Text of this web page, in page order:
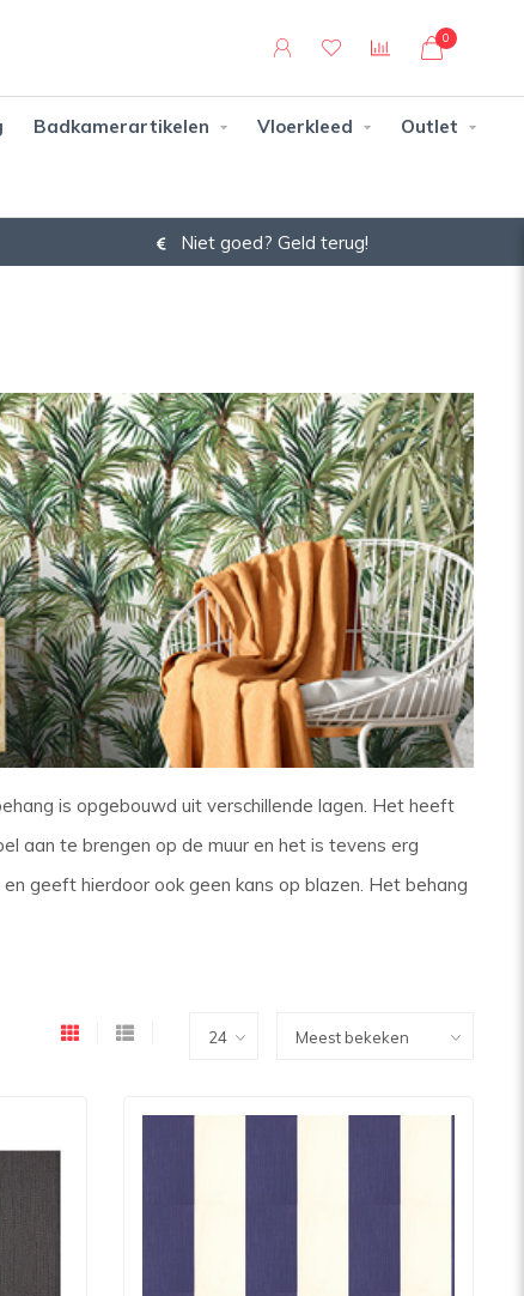
0
Badkamerartikelen Vloerkleed Outlet
Niet goed? Geld terug!
is opgebouwd uit verschillende lagen. Het heeft
aan te brengen op de muur en het is tevens erg
geeft hierdoor ook geen kans op blazen. Het behang